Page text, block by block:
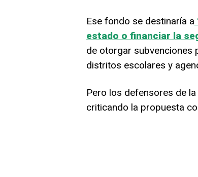
Ese fondo se destinaría a
estado o financiar la
de otorgar subvenciones
distritos escolares y
Pero los defensores de
criticando la propuesta